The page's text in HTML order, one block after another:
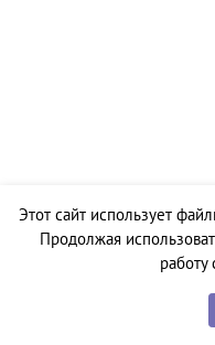
Этот сайт использует
Продолжая